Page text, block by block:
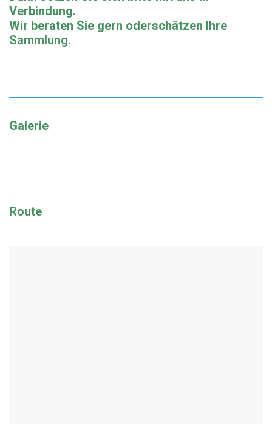
Verbindung.
Wir beraten Sie gern oderschätzen Ihre
Sammlung.
Galerie
Route